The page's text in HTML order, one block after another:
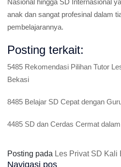
yang terdekat dari lokasi tempat
dengan adanya Gemilang privat
Nasional hingga SD Internasional
anak dan sangat profesinal dalam
pembelajarannya.
Posting terkait:
8485 Belajar SD Cepat dengan